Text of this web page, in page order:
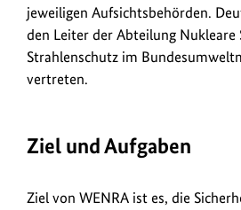
jeweiligen Aufsichtsbehörden.
den Leiter der Abteilung Nukleare
Strahlenschutz im
vertreten.
Ziel und Aufgaben
Ziel von WENRA ist es, die